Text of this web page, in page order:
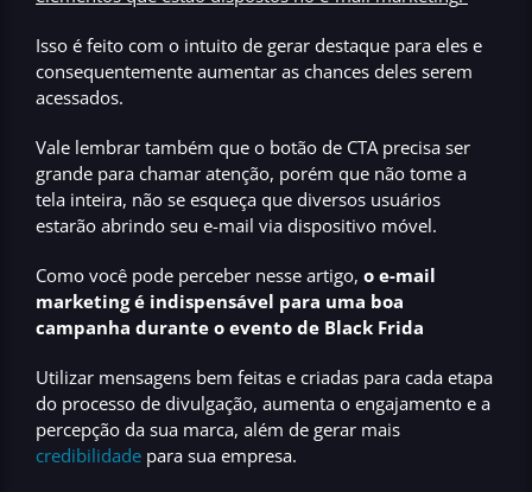
Isso é feito com o intuito de gerar destaque para eles e
consequentemente aumentar as chances deles serem
acessados.
Vale lembrar também que o botão de CTA precisa ser
grande para chamar atenção, porém que não tome a
tela inteira, não se esqueça que diversos usuários
estarão abrindo seu e-mail via dispositivo móvel.
Como você pode perceber nesse artigo, o e-mail
marketing é indispensável para uma boa
campanha durante o evento de Black Frida
Utilizar mensagens bem feitas e criadas para cada etapa
do processo de divulgação, aumenta o engajamento e a
percepção da sua marca, além de gerar mais
credibilidade para sua empresa.